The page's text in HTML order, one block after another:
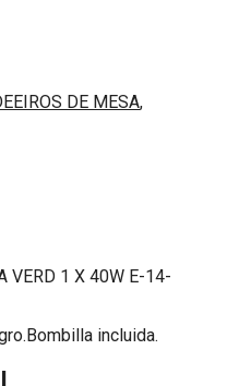
DE MESA,
VERD 1 X 40W E-14-
incluida.